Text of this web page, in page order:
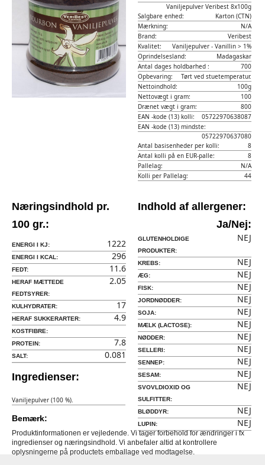
Vaniljepulver Veribest 8x100g
Salgbare enhed:
Karton (CTN)
Mærkning:
N/A
Brand:
Veribest
Kvalitet:
Vaniljepulver - Vanillin > 1%
Oprindelsesland:
Madagaskar
Antal dages holdbarhed :
700
Opbevaring:
Tørt ved stuetemperatur.
Nettoindhold:
100g
Nettovægt i gram:
100
Drænet vægt i gram:
800
EAN -kode (13) kolli:
05722970638087
EAN -kode (13) mindste:
05722970637080
Antal basisenheder per kolli:
8
Antal kolli på en EUR-palle:
8
Pallelag:
N/A
Kolli per Pallelag:
44
Næringsindhold pr.
100 gr.:
ENERGI I KJ: 1222
ENERGI I KCAL: 296
FEDT: 11.6
HERAF MÆTTEDE
FEDTSYRER:
2.05
KULHYDRATER: 17
HERAF SUKKERARTER: 4.9
KOSTFIBRE:
PROTEIN:
7.8
SALT: 0.081
Ingredienser:
Vaniljepulver (100 %).
Indhold af allergener:
Ja/Nej:
GLUTENHOLDIGE
PRODUKTER:
NEJ
KREBS: NEJ
ÆG: NEJ
FISK: NEJ
JORDNØDDER: NEJ
SOJA: NEJ
MÆLK (LACTOSE): NEJ
NØDDER: NEJ
SELLERI: NEJ
SENNEP: NEJ
SESAM: NEJ
SVOVLDIOXID OG
SULFITTER:
NEJ
BLØDDYR: NEJ
LUPIN: NEJ
Bemærk:
Produktinformationen er vejledende. Vi tager forbehold for ændringer i fx
ingredienser og næringsindhold. Vi anbefaler altid at kontrollere
oplysningerne på productets emballage ved modtagelse.